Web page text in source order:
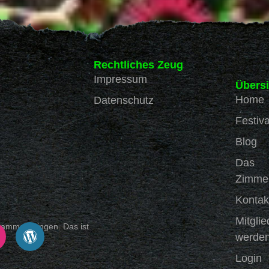
Das ist
Home
Blog
Das
Login
Rechtliches Zeug
Impressum
Datenschutz